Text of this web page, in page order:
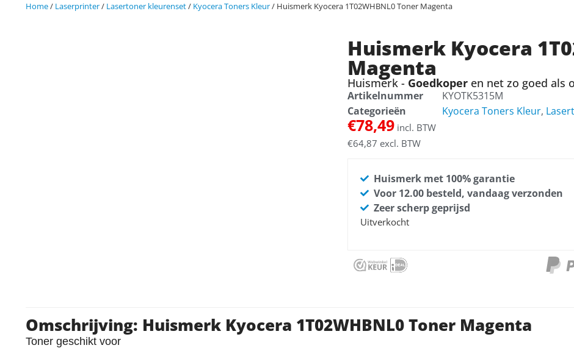
Home/ Laserprinter/ Lasertoner kleurenset/ Kyocera Toners Kleur/ Huismerk Kyocera 1T02WHBNL0 Toner Magenta
Huismerk Kyocera
Magenta
Huismerk - Goedkoperen net zo goed als
Artikelnummer
KYOTK5315M
Categorieën
Kyocera Toners Kleur,
€78,49incl. BTW
€64,87 excl. BTW
Huismerk met 100% garantie
Voor 12.00 besteld, vandaag verzonden
Zeer scherp geprijsd
Uitverkocht
Omschrijving: Huismerk Kyocera 1T02WHBNL0 Toner Magenta
Toner geschikt voor